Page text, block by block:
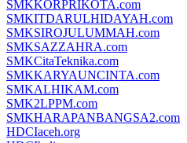
SMKKORPRIKOTA.com
SMKITDARULHIDAYAH.com
SMKSIROJULUMMAH.com
SMKSAZZAHRA.com
SMKCitaTeknika.com
SMKKARYAUNCINTA.com
SMKALHIKAM.com
SMK2LPPM.com
SMKHARAPANBANGSA2.com
HDCIaceh.org